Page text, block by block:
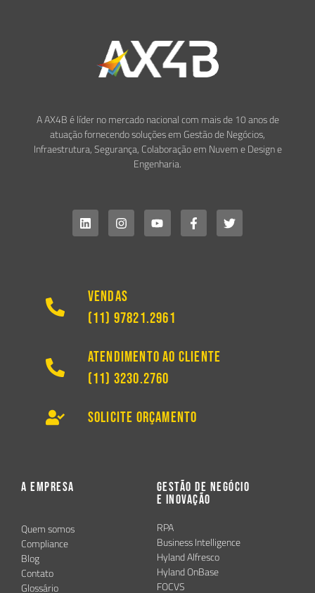
A AX4B é líder no mercado nacional com mais de 10 anos de
atuação fornecendo soluções em Gestão de Negócios,
Infraestrutura, Segurança, Colaboração em Nuvem e Design e
Engenharia.
Vendas
(11) 97821.2961
Atendimento ao Cliente
(11) 3230.2760
Solicite Orçamento
A Empresa
Quem somos
Compliance
Blog
Contato
Glossário
Gestão de Negócio
e Inovação
RPA
Business Intelligence
Hyland Alfresco
Hyland OnBase
FOCVS